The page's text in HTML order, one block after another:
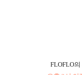
FLOFLO